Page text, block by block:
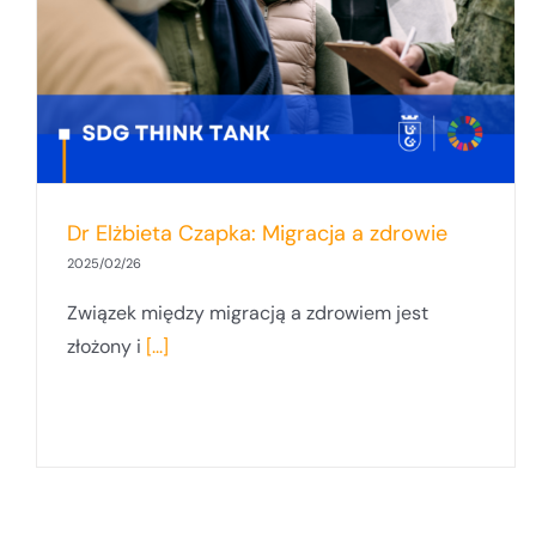
Dr Elżbieta Czapka: Migracja a zdrowie
2025/02/26
Związek między migracją a zdrowiem jest
złożony i [...]
Dlaczego Unia Europejska weszła na
drogę transformacji energetycznej?